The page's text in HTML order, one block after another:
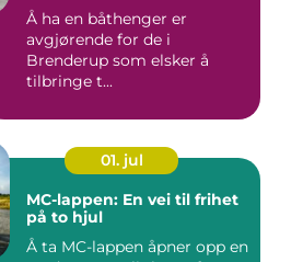
Å ha en båthenger er
avgjørende for de i
Brenderup som elsker å
tilbringe t...
01. jul
MC-lappen: En vei til frihet
på to hjul
Å ta MC-lappen åpner opp en